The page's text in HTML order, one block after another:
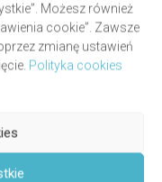
Możesz również
cookie”. Zawsze
zmianę ustawień
Polityka cookies
Grzywocz